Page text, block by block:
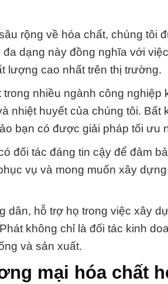
rộng về hóa chất, chúng tôi
dạng này đồng nghĩa với
lượng cao nhất trên thị trường.
nhiều ngành công nghiệp
nhiệt huyết của chúng tôi. Bất
bạn có được giải pháp tối ưu
đối tác đáng tin cậy để đảm
vụ và mong muốn xây
dân, hỗ trợ họ trong việc xây
không chỉ là đối tác kinh
và sản xuất.
mại hóa chất